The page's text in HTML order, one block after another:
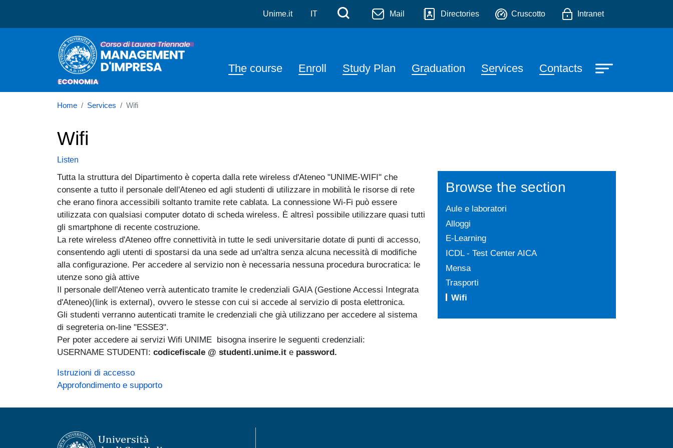
Skip to main content
Corso di laurea in Management d'impresa
Unime.it IT Menù di servizio
Cerca Mail Directories Cruscotto Intranet
Navigazione principale
The course Enroll Study Plan Graduation Services Contacts
Home Services Wifi
Wifi
Listen
Tutta la struttura del Dipartimento è coperta dalla rete wireless d'Ateneo "UNIME-WIFI" che
consente a tutto il personale dell'Ateneo ed agli studenti di utilizzare in mobilità le risorse di rete
che erano finora accessibili soltanto tramite rete cablata. La connessione Wi-Fi può essere
utilizzata con qualsiasi computer dotato di scheda wireless. È altresì possibile utilizzare quasi tutti
gli smartphone di recente costruzione.
La rete wireless d'Ateneo offre connettività in tutte le sedi universitarie dotate di punti di accesso,
consentendo agli utenti di spostarsi da una sede ad un'altra senza alcuna necessità di modifiche
alla configurazione. Per accedere al servizio non è necessaria nessuna procedura burocratica: le
utenze sono già attive
Il personale dell'Ateneo verrà autenticato tramite le credenziali GAIA (Gestione Accessi Integrata
d'Ateneo)(link is external), ovvero le stesse con cui si accede al servizio di posta elettronica.
Gli studenti verranno autenticati tramite le credenziali che già utilizzano per accedere al sistema
di segreteria on-line "ESSE3".
Per poter accedere ai servizi Wifi UNIME bisogna inserire le seguenti credenziali:
USERNAME STUDENTI: codicefiscale @ studenti.unime.it e password.
Istruzioni di accesso
Approfondimento e supporto
Browse the section
Aule e laboratori
Alloggi
E-Learning
ICDL - Test Center AICA
Mensa
Trasporti
Wifi